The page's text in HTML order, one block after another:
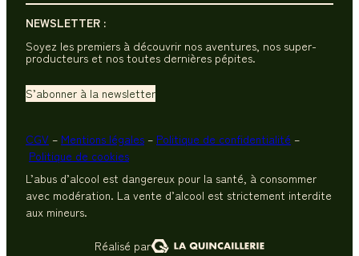
NEWSLETTER :
Soyez les premiers à découvrir nos aventures, nos super-
producteurs et nos toutes dernières pépites.
S’abonner à la newsletter
CGV – Mentions légales – Politique de confidentialité –
Politique de cookies
L’abus d’alcool est dangereux pour la santé, à consommer
avec modération. La vente d’alcool est strictement interdite
aux mineurs.
Réalisé par